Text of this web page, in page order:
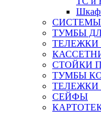
СИСТЕМЫ
ТУМБЫ
ТЕЛЕЖКИ
СТОЙКИ
ТУМБЫ
СЕЙФЫ